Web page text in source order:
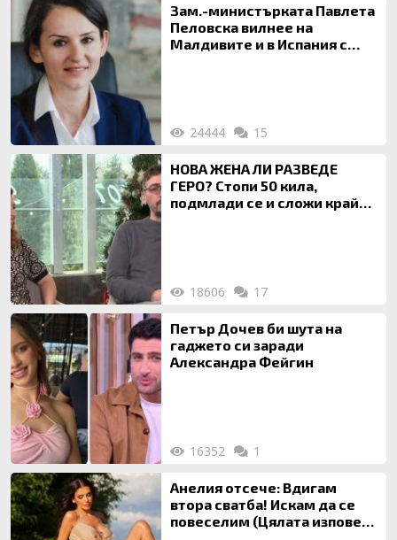
Зам.-министърката Павлета
Пеловска вилнее на
Малдивите и в Испания с
24444 15
НОВА ЖЕНА ЛИ РАЗВЕДЕ
ГЕРО? Стопи 50 кила,
подмлади се и сложи край
18606 17
Петър Дочев би шута на
гаджето си заради
Александра Фейгин
16352 1
Анелия отсече: Вдигам
втора сватба! Искам да се
повеселим (Цялата изповед